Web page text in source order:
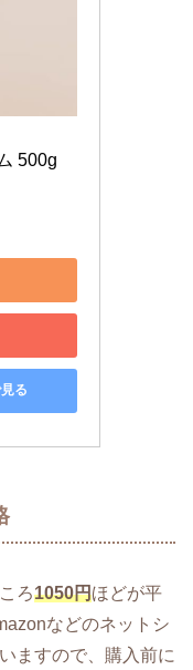
500g
る
ろ1050円ほどが平
などのネットシ
ますので、購入前に